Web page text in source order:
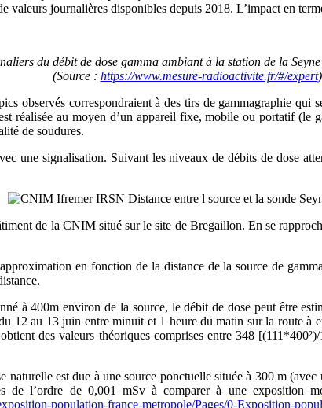
valeurs journalières disponibles depuis 2018. L’impact en
du débit de dose gamma ambiant à la station de la
(Source : https://www.mesure-radioactivite.fr/#/expert)
observés correspondraient à des tirs de gammagraphie qui
réalisée au moyen d’un appareil fixe, mobile ou portatif (le
de soudures.
une signalisation. Suivant les niveaux de débits de dose
de la CNIM situé sur le site de Bregaillon. En se
en fonction de la distance de la source de
à 400m environ de la source, le débit de dose peut être
12 au 13 juin entre minuit et 1 heure du matin sur la route
des valeurs théoriques comprises entre 348
est due à une source ponctuelle située à 300 m
de l’ordre de 0,001 mSv à comparer à une exposition
population-france-metropole/Pages/0-Exposition-